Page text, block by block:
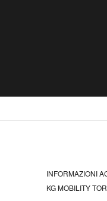
INFORMAZIONI
KG MOBILITY